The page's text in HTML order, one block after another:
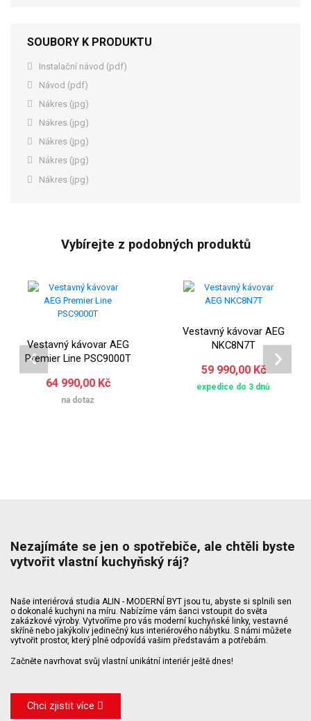
SOUBORY K PRODUKTU
Instalační návod (pdf)
Návod (pdf)
Nákres (jpg)
Nákres (jpg)
Nákres (jpg)
Nákres (jpg)
Nákres (jpg)
Vybírejte z podobných produktů
Vestavný kávovar AEG
Premier Line PSC9000T
64 990,00 Kč
na dotaz
Vestavný kávovar AEG
NKC8N7T
59 990,00 Kč
expedice do 3 dnů
Nezajímáte se jen o spotřebiče, ale chtěli byste
vytvořit vlastní kuchyňský ráj?
Naše interiérová studia ALIN - MODERNÍ BYT jsou tu, abyste si splnili sen
o dokonalé kuchyni na míru. Nabízíme vám šanci vstoupit do světa
zakázkové výroby. Vytvoříme pro vás moderní kuchyňské linky, vestavné
skříně nebo jakýkoliv jedinečný kus interiérového nábytku. S námi můžete
vytvořit prostor, který plně odpovídá vašim představám a potřebám.
Začněte navrhovat svůj vlastní unikátní interiér ještě dnes!
Chci zjistit více